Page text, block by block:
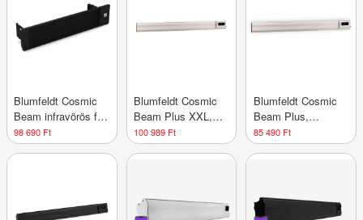
Blumfeldt Cosmic
Beam infravörös fali
fűtőtest, kültérre, 5
és 50 fok között,
98 690 Ft
Blumfeldt Cosmic
Beam Plus XXL,
infravörös
hősugárzó, 3000 W,
100 989 Ft
Blumfeldt Cosmic
Beam Plus,
infravörös
hősugárzó, 2400 W,
85 490 Ft